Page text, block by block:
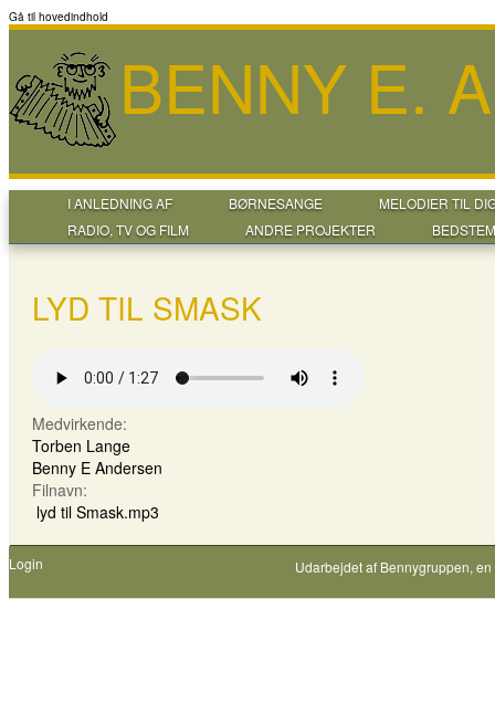
Gå til hovedindhold
BENNY E.
I ANLEDNING AF BØRNESANGE
MELODIER TIL
RADIO, TV OG FILM
ANDRE PROJEKTER
LYD TIL SMASK
Medvirkende:
Torben Lange
Benny E Andersen
Filnavn:
lyd til Smask.mp3
Login Udarbejdet af Bennygruppen,